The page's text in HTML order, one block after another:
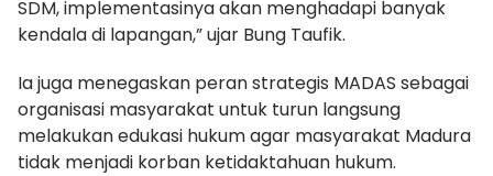
SDM, implementasinya akan menghadapi banyak
kendala di lapangan,” ujar Bung Taufik.
Ia juga menegaskan peran strategis MADAS sebagai
organisasi masyarakat untuk turun langsung
melakukan edukasi hukum agar masyarakat Madura
tidak menjadi korban ketidaktahuan hukum.